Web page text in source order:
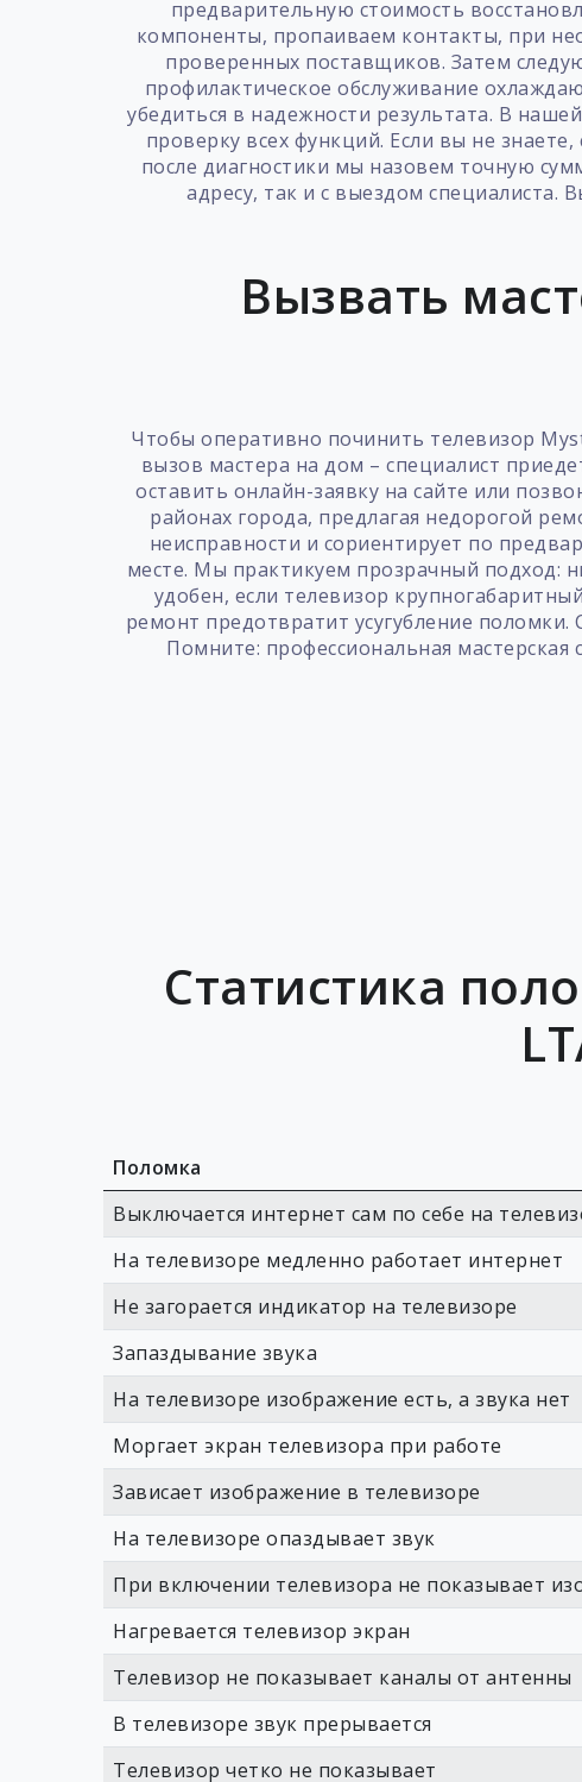
предварительную стоимость
компоненты, пропаиваем контакты, при
проверенных поставщиков. Затем
профилактическое обслуживание
убедиться в надежности результата. В
проверку всех функций. Если вы не
после диагностики мы назовем точную
адресу, так и с выездом специалиста.
Вызвать
Чтобы оперативно починить телевизор
вызов мастера на дом – специалист
оставить онлайн-заявку на сайте или
районах города, предлагая недорогой
неисправности и сориентирует по
месте. Мы практикуем прозрачный подход:
удобен, если телевизор
ремонт предотвратит усугубление
Помните: профессиональная
Статистика
Поломка
Выключается интернет сам по себе на
На телевизоре медленно работает интернет
Не загорается индикатор на телевизоре
Запаздывание звука
На телевизоре изображение есть, а звука нет
Моргает экран телевизора при работе
Зависает изображение в телевизоре
На телевизоре опаздывает звук
При включении телевизора не показывает
Нагревается телевизор экран
Телевизор не показывает каналы от антенны
В телевизоре звук прерывается
Телевизор четко не показывает